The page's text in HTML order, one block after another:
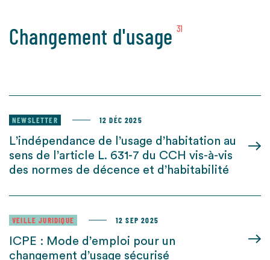
Changement d'usage 31
NEWSLETTER 12 DÉC 2025
L’indépendance de l’usage d’habitation au
sens de l’article L. 631-7 du CCH vis-à-vis
des normes de décence et d’habitabilité
VEILLE JURIDIQUE 12 SEP 2025
ICPE : Mode d’emploi pour un
changement d’usage sécurisé